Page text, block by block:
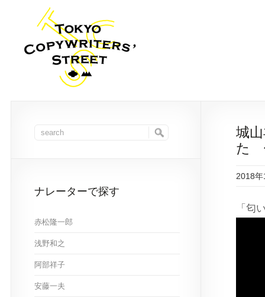
城
た
2018
「匂
ナレーターで探す
赤松隆一郎
浅野和之
阿部祥子
安藤一夫